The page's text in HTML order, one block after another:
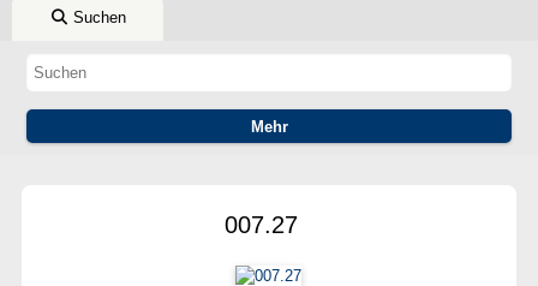
Suchen
007.27